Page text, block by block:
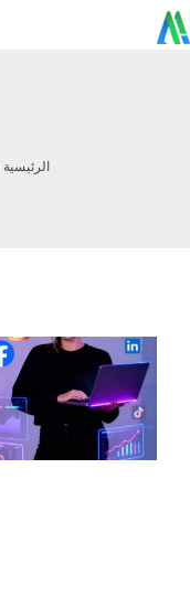
الرئيسية